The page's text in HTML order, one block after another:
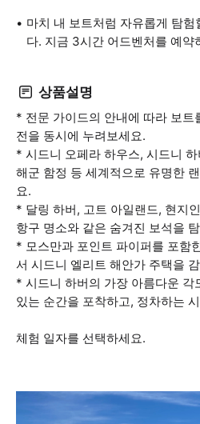
마치 내 보트처럼 자유롭게 탐
다. 지금 3시간 어드벤처를 예약
상품설명
* 전문 가이드의 안내에 따라 보트
전을 동시에 누려보세요.
* 시드니 오페라 하우스, 시드니
해군 함정 등 세계적으로 유명한
요.
* 달링 하버, 고트 아일랜드, 현지
항구 명소와 같은 숨겨진 보석을
* 모스만과 포인트 파이퍼를 포함
서 시드니 엘리트 해안가 주택을
* 시드니 하버의 가장 아름다운 각
있는 순간을 포착하고, 정차하는
체험 일자를 선택하세요.